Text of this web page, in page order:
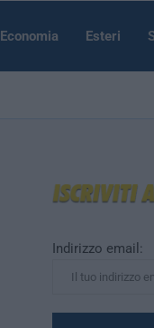
Economia Esteri
Indirizzo email: